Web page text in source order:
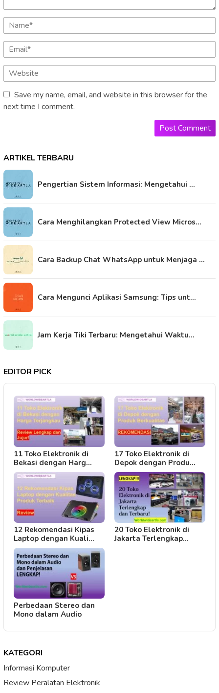
Save my name, email, and website in this browser for the
next time I comment.
ARTIKEL TERBARU
Pengertian Sistem Informasi: Mengetahui …
Cara Menghilangkan Protected View Micros…
Cara Backup Chat WhatsApp untuk Menjaga …
Cara Mengunci Aplikasi Samsung: Tips unt…
Jam Kerja Tiki Terbaru: Mengetahui Waktu…
EDITOR PICK
11 Toko Elektronik di
Bekasi dengan Harg…
17 Toko Elektronik di
Depok dengan Produ…
12 Rekomendasi Kipas
Laptop dengan Kuali…
20 Toko Elektronik di
Jakarta Terlengkap…
Perbedaan Stereo dan
Mono dalam Audio
KATEGORI
Informasi Komputer
Review Peralatan Elektronik